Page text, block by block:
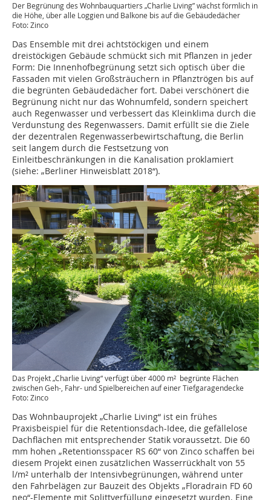
Der Begrünung des Wohnbauquartiers „Charlie Living” wächst förmlich in
die Höhe, über alle Loggien und Balkone bis auf die Gebäudedächer
Foto: Zinco
Das Ensemble mit drei achtstöckigen und einem
dreistöckigen Gebäude schmückt sich mit Pflanzen in jeder
Form: Die Innenhofbegrünung setzt sich optisch über die
Fassaden mit vielen Großsträuchern in Pflanztrögen bis auf
die begrünten Gebäudedächer fort. Dabei verschönert die
Begrünung nicht nur das Wohnumfeld, sondern speichert
auch Regenwasser und verbessert das Kleinklima durch die
Verdunstung des Regenwassers. Damit erfüllt sie die Ziele
der dezentralen Regenwasserbewirtschaftung, die Berlin
seit langem durch die Festsetzung von
Einleitbeschränkungen in die Kanalisation proklamiert
(siehe: „Berliner Hinweisblatt 2018“).
Das Projekt „Charlie Living“ verfügt über 4000 m² begrünte Flächen
zwischen Geh-, Fahr- und Spielbereichen auf einer Tiefgaragendecke
Foto: Zinco
Das Wohnbauprojekt „Charlie Living“ ist ein frühes
Praxisbeispiel für die Retentionsdach-Idee, die gefällelose
Dachflächen mit entsprechender Statik voraussetzt. Die 60
mm hohen „Retentionsspacer RS 60“ von Zinco schaffen bei
diesem Projekt einen zusätzlichen Wasserrückhalt von 55
l/m² unterhalb der ­Intensivbegrünungen, während unter
den Fahrbelägen zur Bauzeit des Objekts „Floradrain FD 60
neo“-Elemente mit Splittverfüllung eingesetzt wurden. Eine